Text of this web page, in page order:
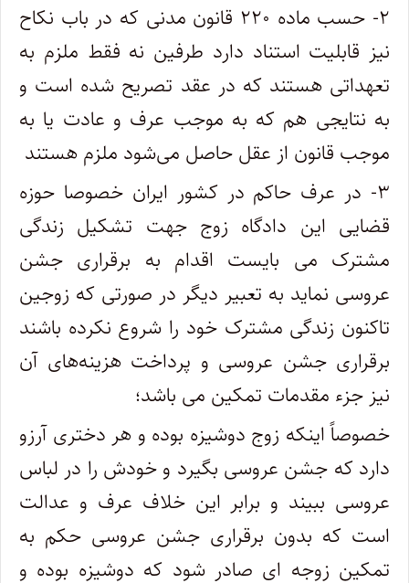
۲- حسب ماده ۲۲۰ قانون مدنی که در باب نکاح
نیز قابلیت استناد دارد طرفین نه فقط ملزم به
تعهداتی هستند که در عقد تصریح شده است و
به نتایجی هم که به موجب عرف و عادت یا به
موجب قانون از عقل حاصل می‌شود ملزم هستند
۳- در عرف حاکم در کشور ایران خصوصا حوزه
قضایی این دادگاه زوج جهت تشکیل زندگی
مشترک می بایست اقدام به برقراری جشن
عروسی نماید به تعبیر دیگر در صورتی که زوجین
تاکنون زندگی مشترک خود را شروع نکرده باشند
برقراری جشن عروسی و پرداخت هزینه‌های آن
نیز جزء مقدمات تمکین می باشد؛
خصوصاً اینکه زوج دوشیزه بوده و هر دختری آرزو
دارد که جشن عروسی بگیرد و خودش را در لباس
عروسی ببیند و برابر این خلاف عرف و عدالت
است که بدون برقراری جشن عروسی حکم به
تمکین زوجه ای صادر شود که دوشیزه بوده و